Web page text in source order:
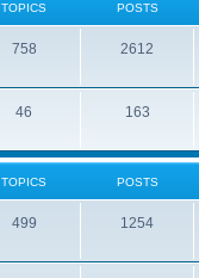
TOPICS POSTS
758 2612
46 163
TOPICS POSTS
499 1254